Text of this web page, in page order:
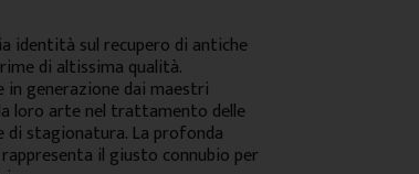
identità sul recupero di antiche
di altissima qualità.
generazione dai maestri
loro arte nel trattamento delle
di stagionatura. La profonda
il giusto connubio per